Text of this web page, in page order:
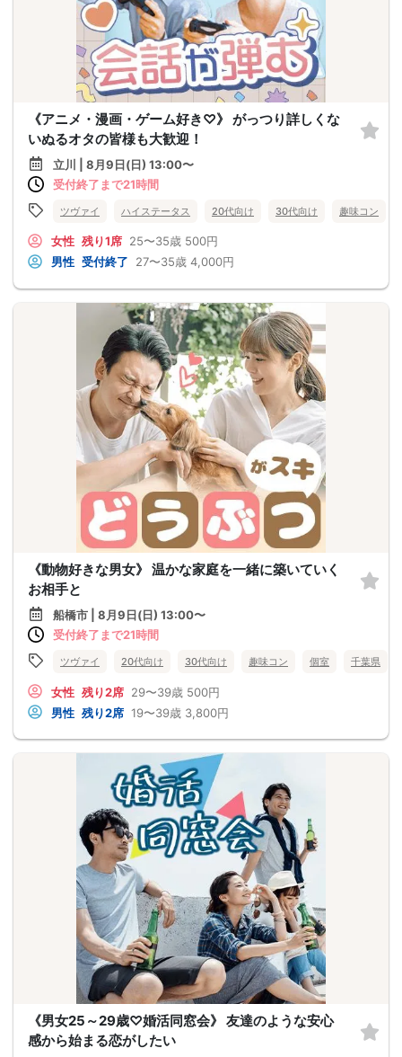
《アニメ・漫画・ゲーム好き♡》 がっつり詳しくな
いぬるオタの皆様も大歓迎！
立川 | 8月9日(日) 13:00〜
受付終了まで21時間
ツヴァイ ハイステータス 20代向け 30代向け 趣味コン
女性 残り1席 25〜35歳 500円
男性 受付終了 27〜35歳 4,000円
《動物好きな男女》 温かな家庭を一緒に築いていく
お相手と
船橋市 | 8月9日(日) 13:00〜
受付終了まで21時間
ツヴァイ 20代向け 30代向け 趣味コン 個室 千葉県
女性 残り2席 29〜39歳 500円
男性 残り2席 19〜39歳 3,800円
《男女25～29歳♡婚活同窓会》 友達のような安心
感から始まる恋がしたい